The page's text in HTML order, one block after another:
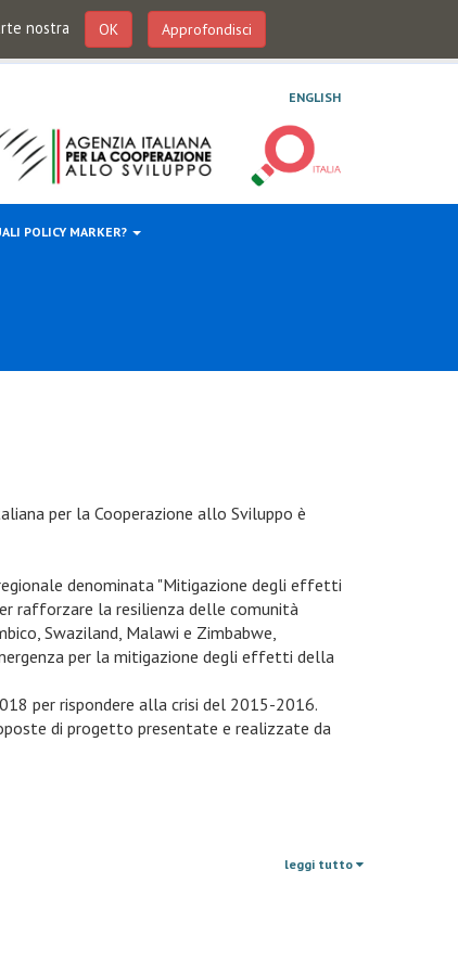
nostra OK Approfondisci
ENGLISH
POLICY MARKER?
per la Cooperazione allo Sviluppo è
denominata "Mitigazione degli effetti
rafforzare la resilienza delle comunità
Swaziland, Malawi e Zimbabwe,
per la mitigazione degli effetti della
per rispondere alla crisi del 2015-2016.
di progetto presentate e realizzate da
leggi tutto